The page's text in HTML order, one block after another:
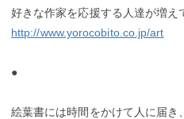
好きな作家を応援する人達が増え
http://www.yorocobito.co.jp/art
●
絵葉書には時間をかけて人に届き